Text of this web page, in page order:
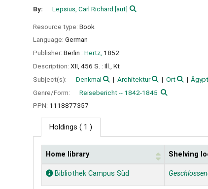
By: Lepsius, Carl Richard [aut]
Resource type: Book
Language: German
Publisher: Berlin : Hertz, 1852
Description: XII, 456 S. : Ill., Kt
Subject(s):
Denkmal Architektur Ort
Genre/Form:
Reisebericht -- 1842-1845
PPN: 1118877357
Holdings ( 1 )
Holdings
Home library Shelving
Bibliothek Campus Süd